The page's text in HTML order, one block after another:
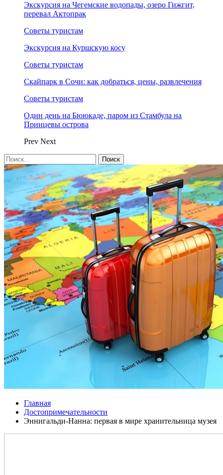
Экскурсия на Чегемские водопады, озеро Гижгит,
перевал Актопрак
Советы туристам
Экскурсия на Куршскую косу
Советы туристам
Скайпарк в Сочи: как добраться, цены, развлечения
Советы туристам
Один день на Бююкаде, паром из Стамбула на
Принцевы острова
Prev Next
Главная
Достопримечательности
Эннигальди-Нанна: первая в мире хранительница музея